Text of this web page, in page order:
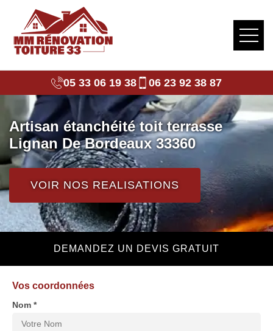
05 33 06 19 38 06 23 92 38 87
Artisan étanchéité toit terrasse
Lignan De Bordeaux 33360
VOIR NOS REALISATIONS
DEMANDEZ UN DEVIS GRATUIT
Vos coordonnées
Nom *